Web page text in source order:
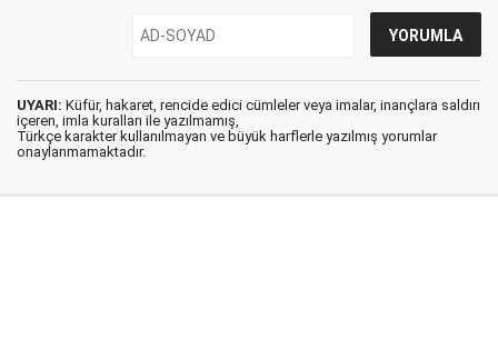
UYARI: Küfür, hakaret, rencide edici cümleler veya imalar, inançlara saldırı
içeren, imla kuralları ile yazılmamış,
Türkçe karakter kullanılmayan ve büyük harflerle yazılmış yorumlar
onaylanmamaktadır.